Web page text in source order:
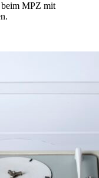
beim MPZ mit